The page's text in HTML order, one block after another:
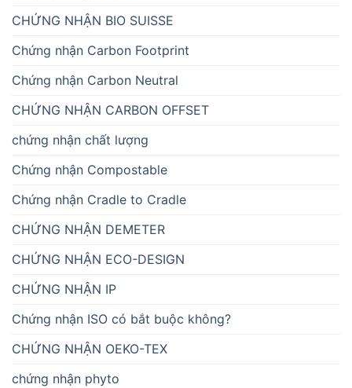
CHỨNG NHẬN BIO SUISSE
Chứng nhận Carbon Footprint
Chứng nhận Carbon Neutral
CHỨNG NHẬN CARBON OFFSET
chứng nhận chất lượng
Chứng nhận Compostable
Chứng nhận Cradle to Cradle
CHỨNG NHẬN DEMETER
CHỨNG NHẬN ECO-DESIGN
CHỨNG NHẬN IP
Chứng nhận ISO có bắt buộc không?
CHỨNG NHẬN OEKO-TEX
chứng nhận phyto